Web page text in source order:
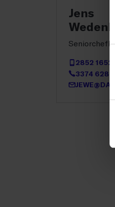
Jens
2852 1652
3374 6286